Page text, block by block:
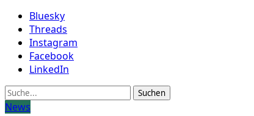
Bluesky
Threads
Instagram
Facebook
LinkedIn
Suche
News